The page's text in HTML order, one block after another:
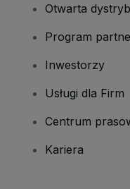
Otwarta
Program
Inwestorzy
Usługi dla Firm
Centrum
Kariera